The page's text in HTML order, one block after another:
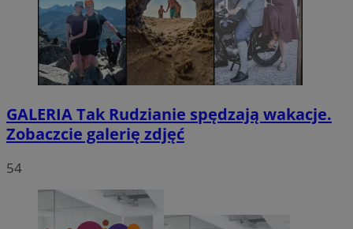
GALERIATak Rudzianie spędzają wakacje.
Zobaczcie galerię zdjęć
54